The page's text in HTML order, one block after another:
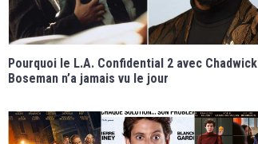
Pourquoi le L.A. Confidential 2 avec Chadwick
Boseman n’a jamais vu le jour